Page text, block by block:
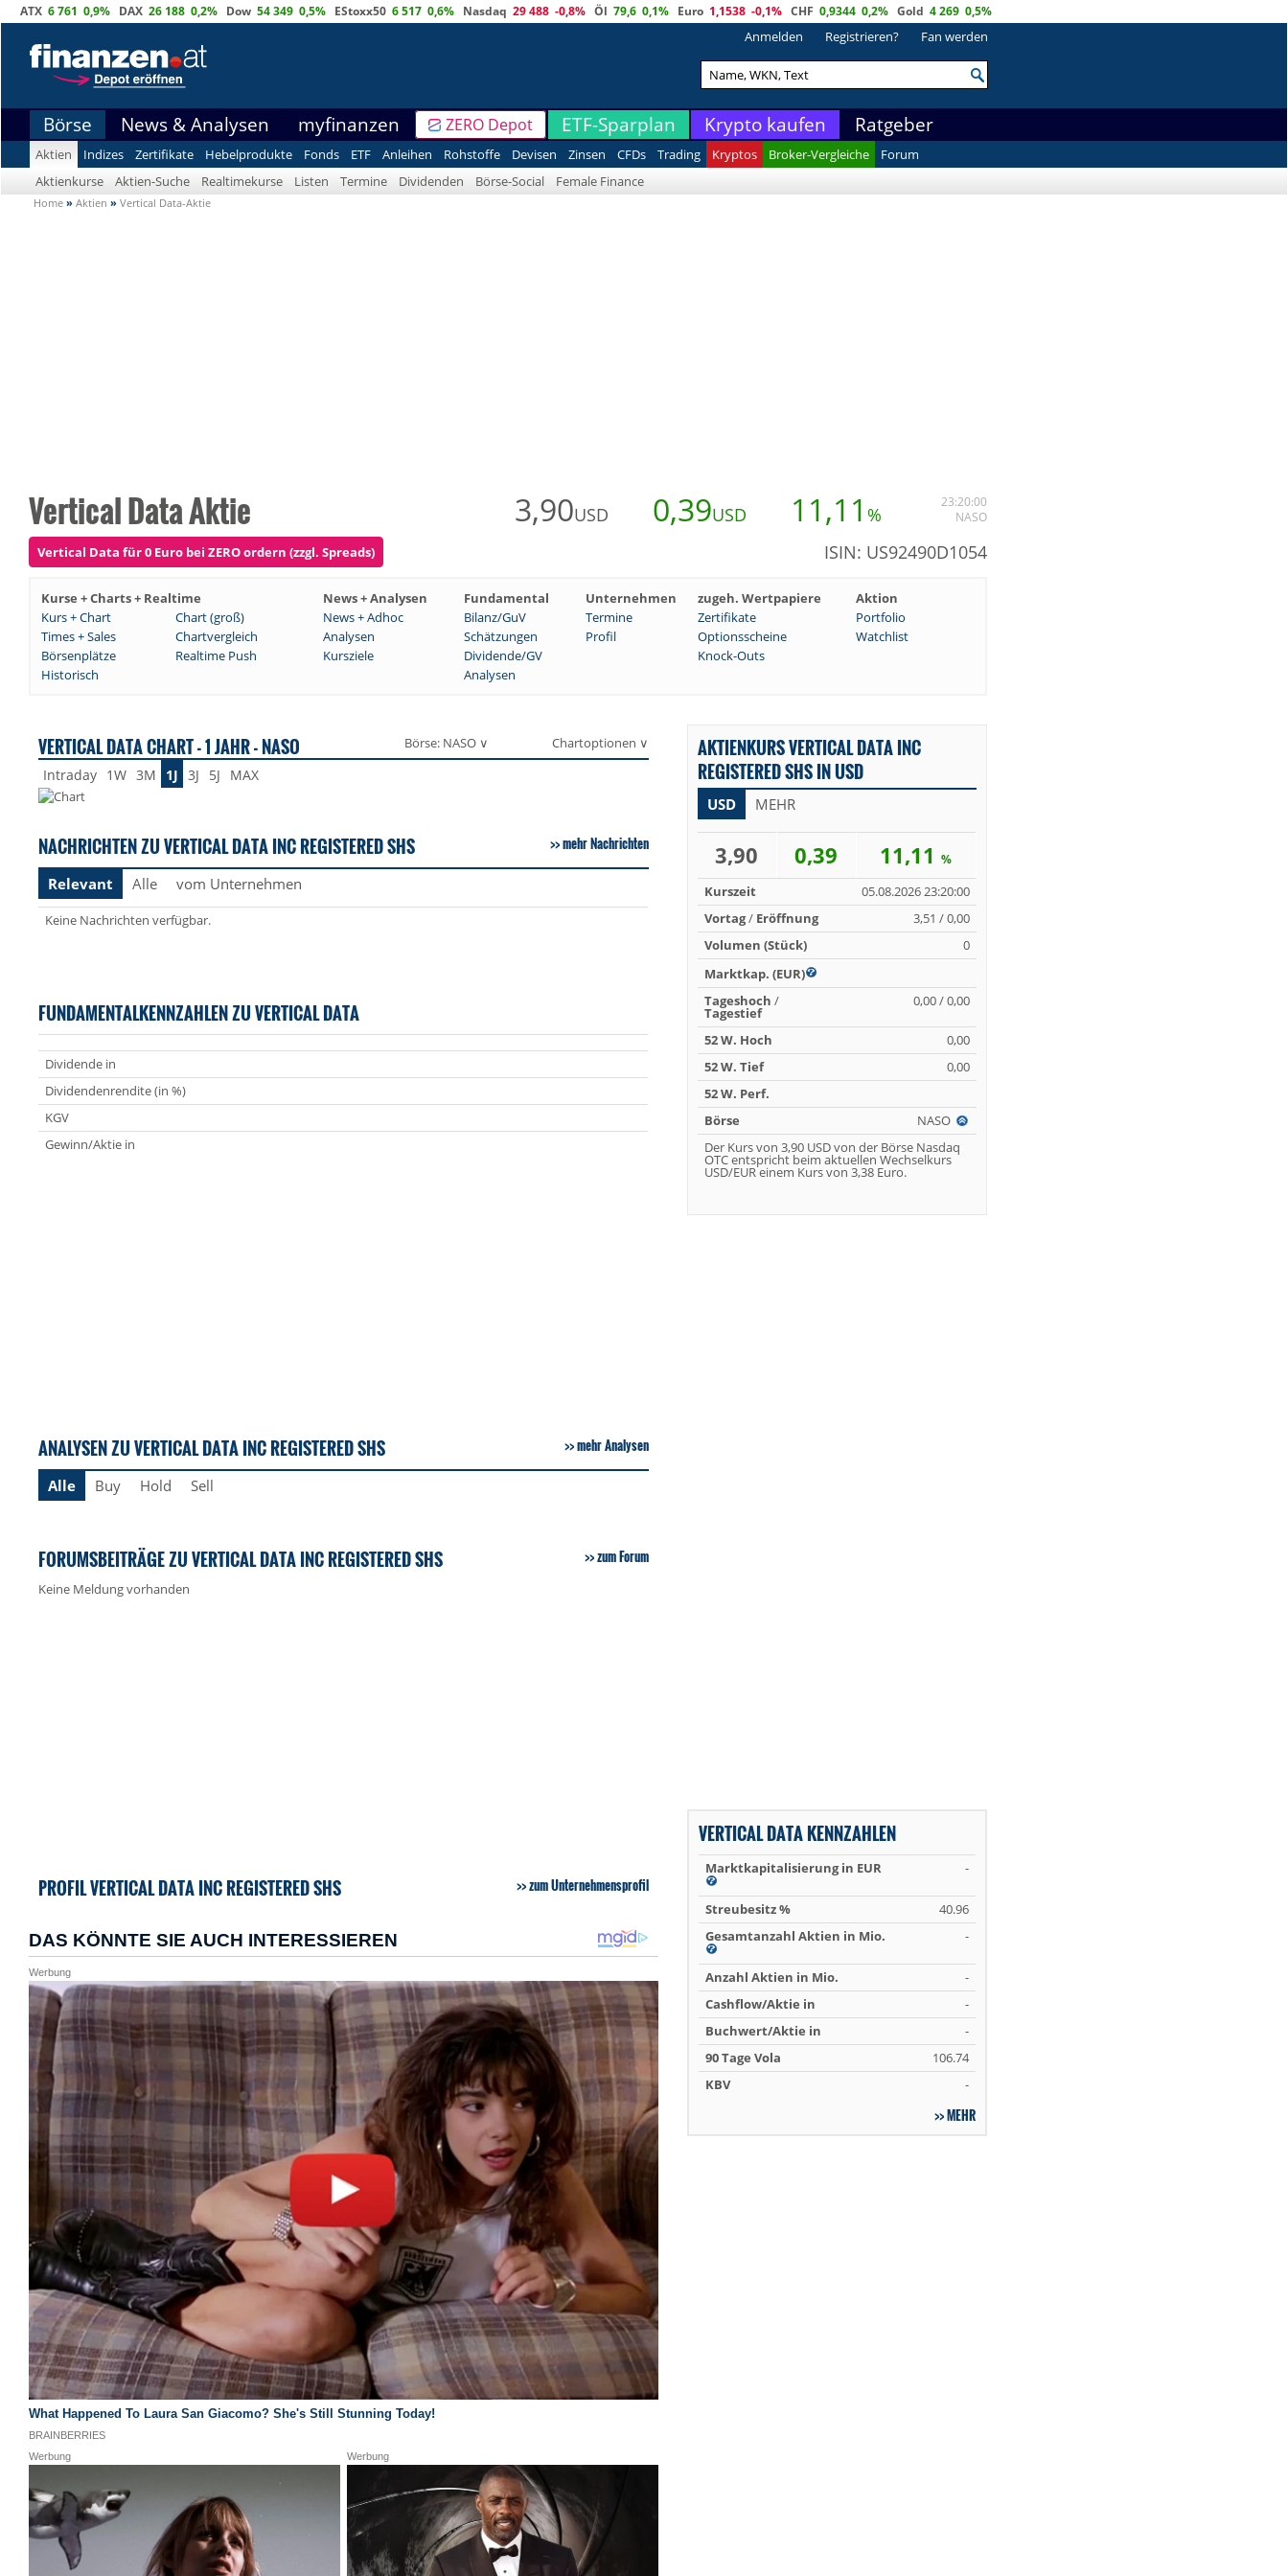
ATX 6 761 0,9% DAX 26 188 0,2% Dow 54 349 0,5% EStoxx50 6 517 0,6% Nasdaq 29 488 -0,8% Öl 79,6 0,1% Euro 1,1538 -0,1% CHF 0,9344 0,2% Gold 4 269 0,5%
Anmelden Registrieren? Fan werden
Börse News & Analysen myfinanzen ZERO Depot ETF-Sparplan Krypto kaufen Ratgeber
Aktien Indizes Zertifikate Hebelprodukte Fonds ETF Anleihen Rohstoffe Devisen Zinsen CFDs Trading Kryptos Broker-Vergleiche
Forum
Aktienkurse
Aktien-Suche Realtimekurse Listen Termine Dividenden Börse-Social Female Finance
Home » Aktien » Vertical Data-Aktie
Vertical Data Aktie 3,90USD 0,39USD 11,11 %
23:20:00
NASO
Vertical Data für 0 Euro bei ZERO ordern (zzgl. Spreads) ISIN: US92490D1054
Kurse + Charts + Realtime News + Analysen Fundamental Unternehmen zugeh. Wertpapiere
Aktion
Kurs + Chart
Chart (groß) News + Adhoc Bilanz/GuV Termine Zertifikate
Portfolio
Times + Sales
Chartvergleich Analysen Schätzungen Profil Optionsscheine
Watchlist
Börsenplätze
Realtime Push Kursziele Dividende/GV
Knock-Outs
Historisch
Analysen
VERTICAL DATA CHART - 1 JAHR - NASO Börse: NASO ∨ Chartoptionen ∨
Intraday 1W 3M 1J 3J 5J MAX
NACHRICHTEN ZU VERTICAL DATA INC REGISTERED SHS mehr Nachrichten
Relevant Alle vom Unternehmen
Keine Nachrichten verfügbar.
FUNDAMENTALKENNZAHLEN ZU VERTICAL DATA
Dividende in
Dividendenrendite (in %)
KGV
Gewinn/Aktie in
ANALYSEN ZU VERTICAL DATA INC REGISTERED SHS mehr Analysen
Alle Buy Hold Sell
FORUMSBEITRÄGE ZU VERTICAL DATA INC REGISTERED SHS zum Forum
Keine Meldung vorhanden
PROFIL VERTICAL DATA INC REGISTERED SHS zum Unternehmensprofil
AKTIENKURS VERTICAL DATA INC
REGISTERED SHS IN USD
USD MEHR
3,90 0,39 11,11%
Kurszeit
05.08.2026 23:20:00
Vortag/ Eröffnung
3,51 / 0,00
Volumen (Stück)
0
Marktkap. (EUR)
Tageshoch /
Tagestief
0,00 / 0,00
52 W. Hoch
0,00
52 W. Tief
0,00
52 W. Perf.
Börse
NASO
Der Kurs von 3,90 USD von der Börse Nasdaq
OTC entspricht beim aktuellen Wechselkurs
USD/EUR einem Kurs von 3,38 Euro.
VERTICAL DATA KENNZAHLEN
Marktkapitalisierung in EUR -
Streubesitz %
40.96
Gesamtanzahl Aktien in Mio.
-
Anzahl Aktien in Mio.
-
Cashflow/Aktie in
-
Buchwert/Aktie in
-
90 Tage Vola
106.74
KBV
-
MEHR